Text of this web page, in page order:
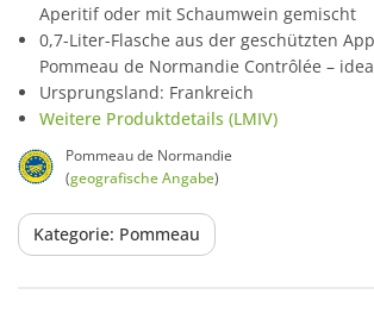
Aperitif oder mit Schaumwein gemischt
0,7-Liter-Flasche aus der geschützten
Pommeau de Normandie Contrôlée –
Ursprungsland: Frankreich
Weitere Produktdetails (LMIV)
Pommeau de Normandie
(geografische Angabe)
Kategorie: Pommeau